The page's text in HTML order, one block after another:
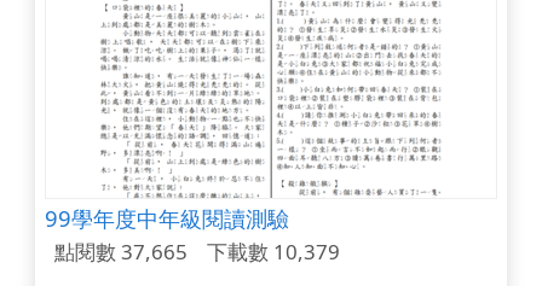
99學年度中年級閱讀測驗
點閱數 37,665 下載數 10,379